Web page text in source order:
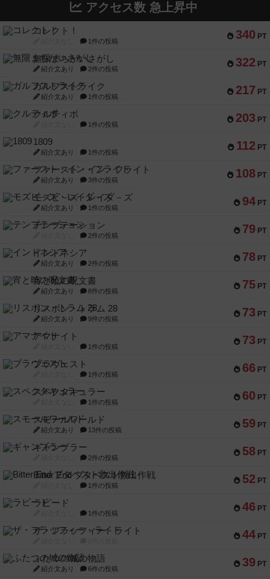
アクセス数 急上昇中
340 PT
コレクト！
1件の投稿
322 PT
無限まちがいさがし
紹介文あり 2件の投稿
217 PT
ガルフストライク
紹介文あり 1件の投稿
203 PT
クルティボ
1件の投稿
112 PT
1809
紹介文あり 1件の投稿
108 PT
ファースト・イン・フライト
紹介文あり 3件の投稿
94 PT
モズビ－ズ・レイダ－ズ
紹介文あり 1件の投稿
79 PT
テンプテーション
2件の投稿
78 PT
インドネシア
紹介文あり 2件の投稿
75 PT
宵と暁の呪文書
紹介文あり 8件の投稿
73 PT
リスボン・トラム 28
紹介文あり 9件の投稿
73 PT
アマナイト
1件の投稿
66 PT
ブラヴェスト
1件の投稿
60 PT
スペクタキュラー
1件の投稿
59 PT
スモールワールド
紹介文あり 13件の投稿
58 PT
ギャンブラー
2件の投稿
52 PT
Bitter End ブタペスト救出作戦
1件の投稿
46 PT
ラピード
1件の投稿
44 PT
ザ・フラッフィー・ライト
39 PT
ふたつの城の物語
紹介文あり 6件の投稿